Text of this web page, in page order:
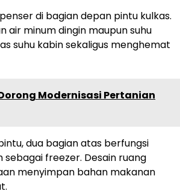
di bagian depan pintu kulkas.
air minum dingin maupun suhu
suhu kabin sekaligus menghemat
Modernisasi Pertanian
dua bagian atas berfungsi
freezer. Desain ruang
menyimpan bahan makanan